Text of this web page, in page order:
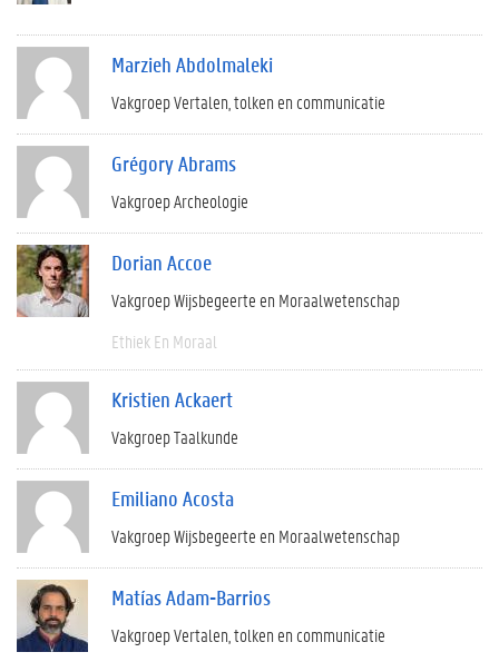
Marzieh Abdolmaleki
Vakgroep Vertalen, tolken en communicatie
Grégory Abrams
Vakgroep Archeologie
Dorian Accoe
Vakgroep Wijsbegeerte en Moraalwetenschap
Ethiek En Moraal
Kristien Ackaert
Vakgroep Taalkunde
Emiliano Acosta
Vakgroep Wijsbegeerte en Moraalwetenschap
Matías Adam-Barrios
Vakgroep Vertalen, tolken en communicatie